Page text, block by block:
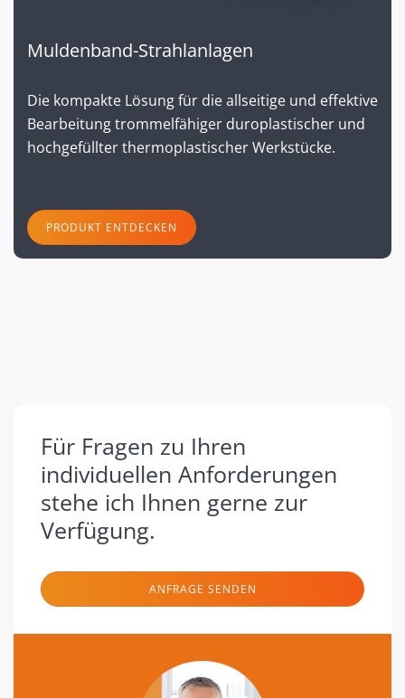
Muldenband-Strahlanlagen
Die kompakte Lösung für die allseitige und effektive
Bearbeitung trommelfähiger duroplastischer und
hochgefüllter thermoplastischer Werkstücke.
PRODUKT ENTDECKEN
Für Fragen zu Ihren
individuellen Anforderungen
stehe ich Ihnen gerne zur
Verfügung.
ANFRAGE SENDEN